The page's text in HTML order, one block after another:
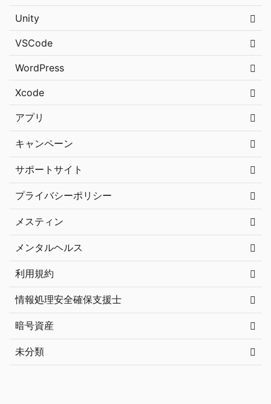
Unity
VSCode
WordPress
Xcode
アプリ
キャンペーン
サポートサイト
プライバシーポリシー
メスティン
メンタルヘルス
利用規約
情報処理安全確保支援士
暗号資産
未分類